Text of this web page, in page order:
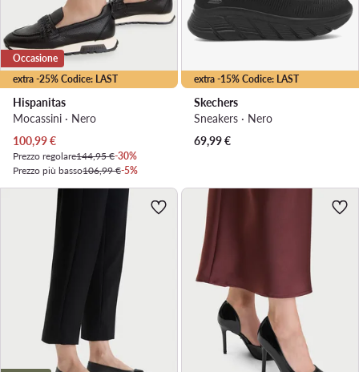
extra -25% Codice: LAST
Occasione
Hispanitas
Mocassini · Nero
Prezzo attuale
100,99€
Prezzo regolare144,95 €-30%
Prezzo più basso106,99 €-5%
extra -15% Codice: LAST
Skechers
Sneakers · Nero
69,99€